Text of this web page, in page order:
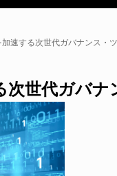
速する次世代ガバナンス・
世代ガバナ